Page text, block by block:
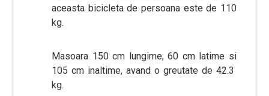
aceasta bicicleta de persoana este de 110
kg.
Masoara 150 cm lungime, 60 cm latime si
105 cm inaltime, avand o greutate de 42.3
kg.